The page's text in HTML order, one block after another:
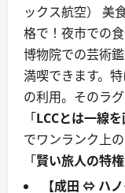
ックス航空） 美
格で！夜市での
博物院での芸術
満喫できます。特
の利用。そのラ
「LCCとは一線
でワンランク上
「賢い旅人の特権
【成田 ⇔ ハ